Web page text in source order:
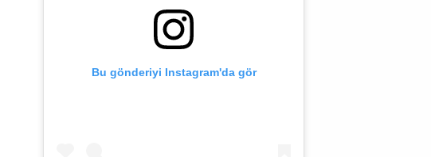
Bu gönderiyi Instagram'da gör